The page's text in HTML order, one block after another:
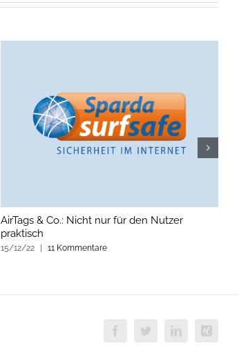
AirTags & Co.: Nicht nur für den Nutzer
praktisch
15/12/22 11 Kommentare
FacebookTwitterLinkedInXing